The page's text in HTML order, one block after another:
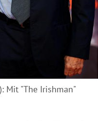
Mit "The Irishman"